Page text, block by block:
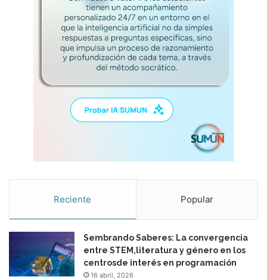
Reciente Popular
Sembrando Saberes: La convergencia
entre STEM,literatura y género en los
centrosde interés en programación
16 abril, 2026